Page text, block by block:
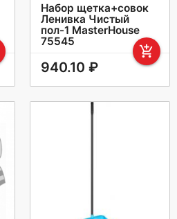
Набор щетка+совок
Ленивка Чистый
пол-1 MasterHouse
75545
add_shopping_cart
940.10 ₽